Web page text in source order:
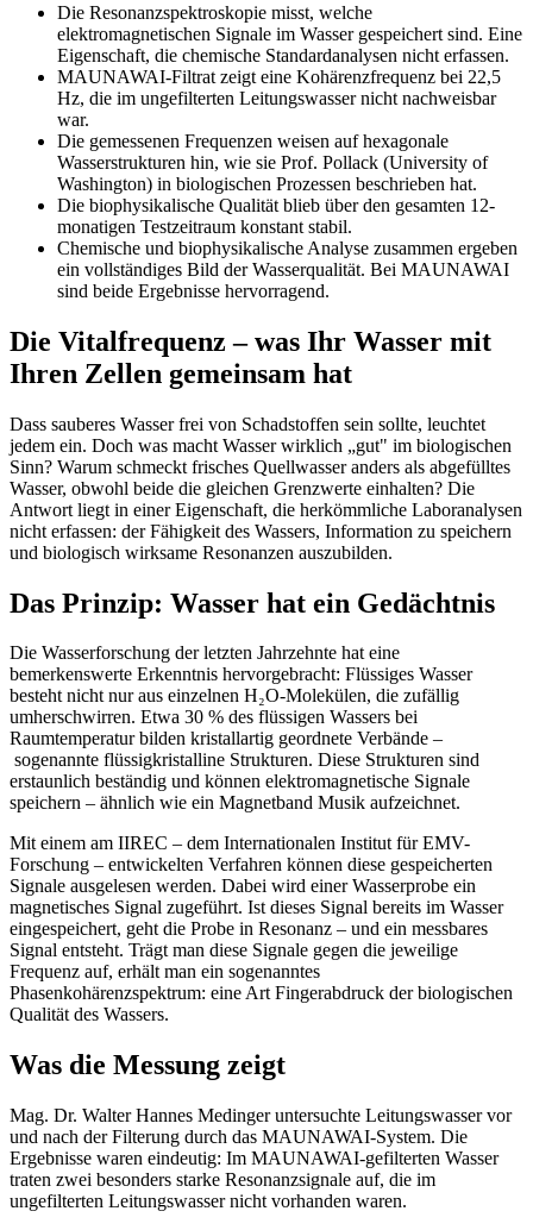
Die Resonanzspektroskopie misst, welche
elektromagnetischen Signale im Wasser gespeichert sind. Eine
Eigenschaft, die chemische Standardanalysen nicht erfassen.
MAUNAWAI-Filtrat zeigt eine Kohärenzfrequenz bei 22,5
Hz, die im ungefilterten Leitungswasser nicht nachweisbar
war.
Die gemessenen Frequenzen weisen auf hexagonale
Wasserstrukturen hin, wie sie Prof. Pollack (University of
Washington) in biologischen Prozessen beschrieben hat.
Die biophysikalische Qualität blieb über den gesamten 12-
monatigen Testzeitraum konstant stabil.
Chemische und biophysikalische Analyse zusammen ergeben
ein vollständiges Bild der Wasserqualität. Bei MAUNAWAI
sind beide Ergebnisse hervorragend.
Die Vitalfrequenz – was Ihr Wasser mit
Ihren Zellen gemeinsam hat
Dass sauberes Wasser frei von Schadstoffen sein sollte, leuchtet
jedem ein. Doch was macht Wasser wirklich „gut" im biologischen
Sinn? Warum schmeckt frisches Quellwasser anders als abgefülltes
Wasser, obwohl beide die gleichen Grenzwerte einhalten? Die
Antwort liegt in einer Eigenschaft, die herkömmliche Laboranalysen
nicht erfassen: der Fähigkeit des Wassers, Information zu speichern
und biologisch wirksame Resonanzen auszubilden.
Das Prinzip: Wasser hat ein Gedächtnis
Die Wasserforschung der letzten Jahrzehnte hat eine
bemerkenswerte Erkenntnis hervorgebracht: Flüssiges Wasser
besteht nicht nur aus einzelnen H₂O-Molekülen, die zufällig
umherschwirren. Etwa 30 % des flüssigen Wassers bei
Raumtemperatur bilden kristallartig geordnete Verbände –
sogenannte flüssigkristalline Strukturen. Diese Strukturen sind
erstaunlich beständig und können elektromagnetische Signale
speichern – ähnlich wie ein Magnetband Musik aufzeichnet.
Mit einem am IIREC – dem Internationalen Institut für EMV-
Forschung – entwickelten Verfahren können diese gespeicherten
Signale ausgelesen werden. Dabei wird einer Wasserprobe ein
magnetisches Signal zugeführt. Ist dieses Signal bereits im Wasser
eingespeichert, geht die Probe in Resonanz – und ein messbares
Signal entsteht. Trägt man diese Signale gegen die jeweilige
Frequenz auf, erhält man ein sogenanntes
Phasenkohärenzspektrum: eine Art Fingerabdruck der biologischen
Qualität des Wassers.
Was die Messung zeigt
Mag. Dr. Walter Hannes Medinger untersuchte Leitungswasser vor
und nach der Filterung durch das MAUNAWAI-System. Die
Ergebnisse waren eindeutig: Im MAUNAWAI-gefilterten Wasser
traten zwei besonders starke Resonanzsignale auf, die im
ungefilterten Leitungswasser nicht vorhanden waren.